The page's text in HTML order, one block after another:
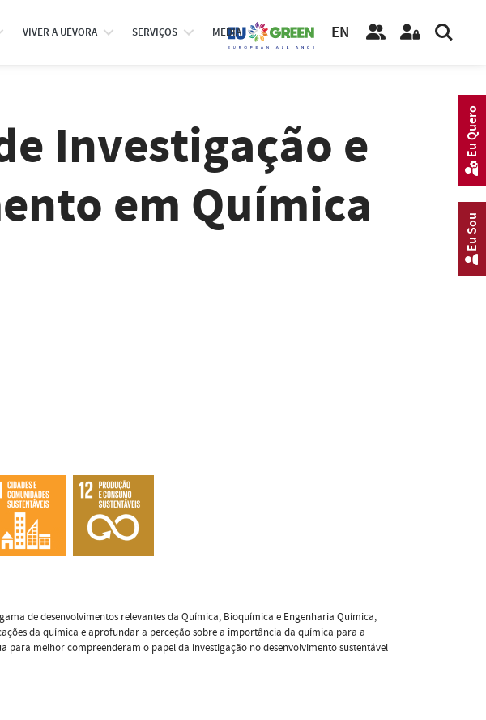
VIVER A UÉVORA SERVIÇOS MEDIA EN
Investigação e
em Química
de desenvolvimentos relevantes da Química, Bioquímica e Engenharia Química,
da química e aprofundar a perceção sobre a importância da química para a
para melhor compreenderam o papel da investigação no desenvolvimento sustentável
Eu Sou
Eu Quero